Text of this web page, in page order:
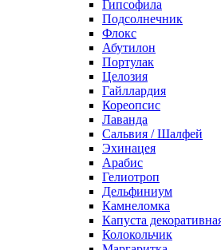
Гипсофила
Подсолнечник
Флокс
Абутилон
Портулак
Целозия
Гайллардия
Кореопсис
Лаванда
Сальвия / Шалфей
Эхинацея
Арабис
Гелиотроп
Дельфиниум
Камнеломка
Капуста
Колокольчик